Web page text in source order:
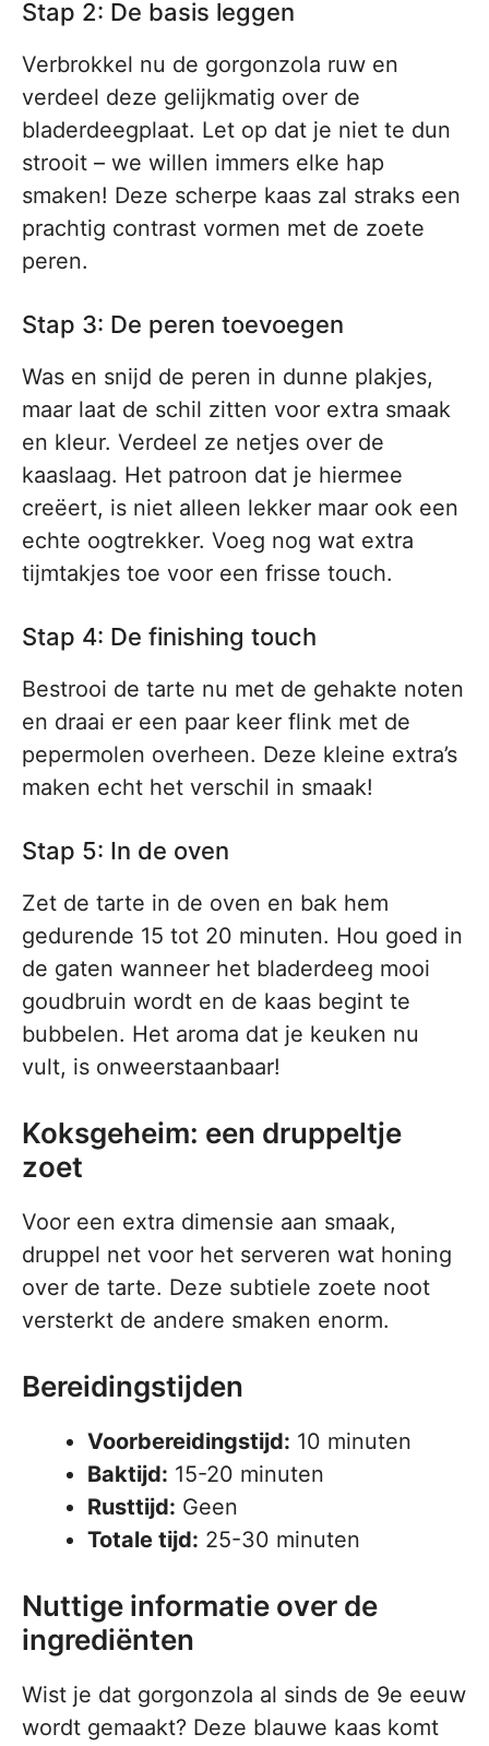
Stap 2: De basis leggen
Verbrokkel nu de gorgonzola ruw en
verdeel deze gelijkmatig over de
bladerdeegplaat. Let op dat je niet te dun
strooit – we willen immers elke hap
smaken! Deze scherpe kaas zal straks een
prachtig contrast vormen met de zoete
peren.
Stap 3: De peren toevoegen
Was en snijd de peren in dunne plakjes,
maar laat de schil zitten voor extra smaak
en kleur. Verdeel ze netjes over de
kaaslaag. Het patroon dat je hiermee
creëert, is niet alleen lekker maar ook een
echte oogtrekker. Voeg nog wat extra
tijmtakjes toe voor een frisse touch.
Stap 4: De finishing touch
Bestrooi de tarte nu met de gehakte noten
en draai er een paar keer flink met de
pepermolen overheen. Deze kleine extra’s
maken echt het verschil in smaak!
Stap 5: In de oven
Zet de tarte in de oven en bak hem
gedurende 15 tot 20 minuten. Hou goed in
de gaten wanneer het bladerdeeg mooi
goudbruin wordt en de kaas begint te
bubbelen. Het aroma dat je keuken nu
vult, is onweerstaanbaar!
Koksgeheim: een druppeltje
zoet
Voor een extra dimensie aan smaak,
druppel net voor het serveren wat honing
over de tarte. Deze subtiele zoete noot
versterkt de andere smaken enorm.
Bereidingstijden
Voorbereidingstijd: 10 minuten
Baktijd: 15-20 minuten
Rusttijd: Geen
Totale tijd: 25-30 minuten
Nuttige informatie over de
ingrediënten
Wist je dat gorgonzola al sinds de 9e eeuw
wordt gemaakt? Deze blauwe kaas komt